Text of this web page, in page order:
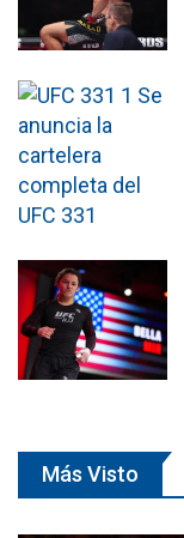
Más Visto